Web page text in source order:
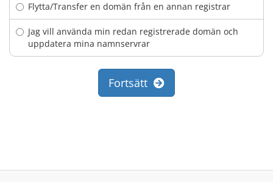
Flytta/Transfer en domän från en annan registrar
Jag vill använda min redan registrerade domän och
uppdatera mina namnservrar
Fortsätt